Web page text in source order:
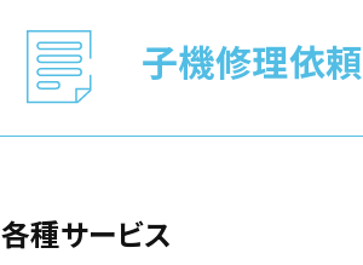
子機修理依頼
各種サービス